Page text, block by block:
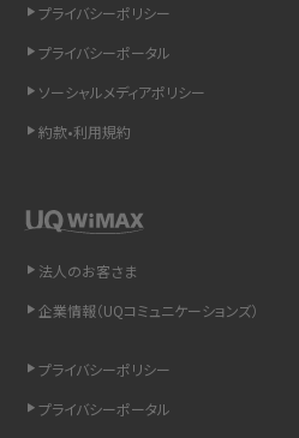
インスタのDMの送り方は？便利機能の使い
「iPhoneを探す」の使い方と設定方法を紹介
詳しく解説
Wi-Fiを快適に使うための速度はどれくらい
LINEの着信音や通知音の設定・変更方法を
プライバシーポリシー
プライバシーポータル
ソーシャルメディアポリシー
約款•利用規約
法人のお客さま
企業情報（UQコミュニケーションズ）
プライバシーポリシー
プライバシーポータル